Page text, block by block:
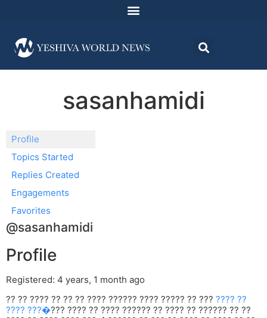
sasanhamidi
Profile
Topics Started
Replies Created
Engagements
Favorites
@sasanhamidi
Profile
Registered: 4 years, 1 month ago
?? ?? ???? ?? ?? ?? ???? ?????? ???? ????? ?? ??? ???? ??
???? ???�??? ???? ?? ???? ?????? ?? ???? ?? ?????? ?? ??